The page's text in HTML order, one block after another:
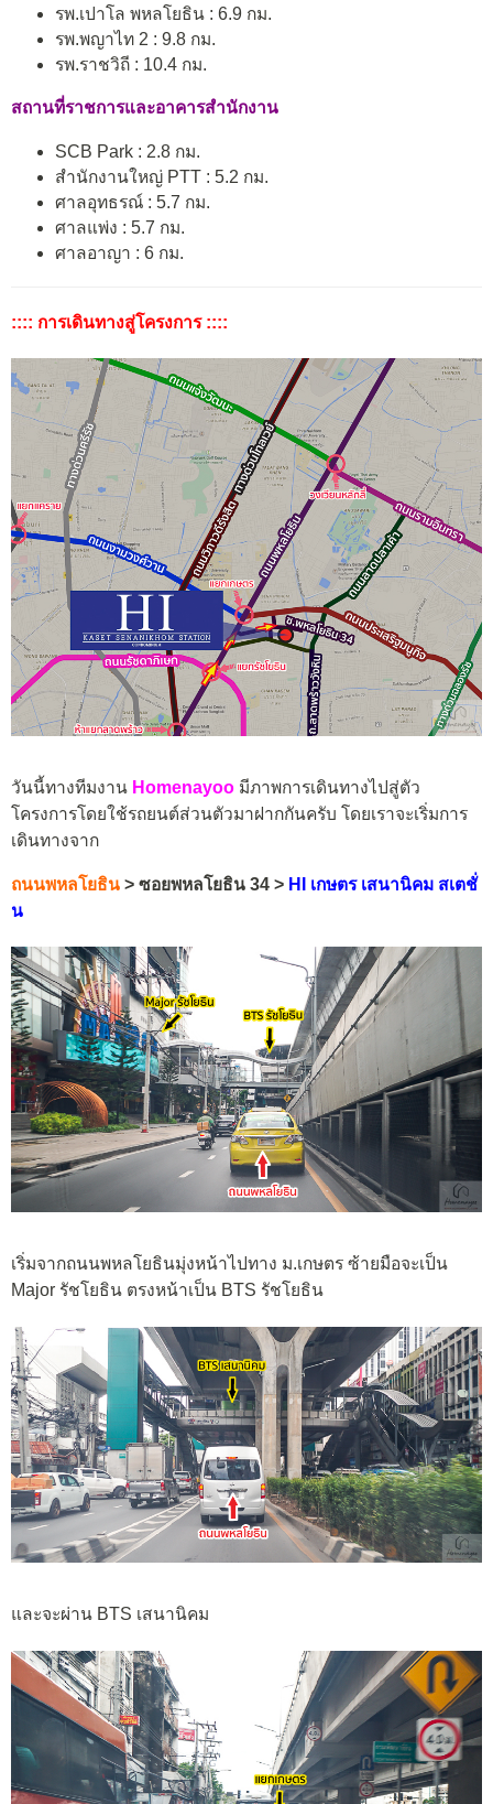
รพ.เปาโล พหลโยธิน : 6.9 กม.
รพ.พญาไท 2 : 9.8 กม.
รพ.ราชวิถี : 10.4 กม.
สถานที่ราชการและอาคารสำนักงาน
SCB Park : 2.8 กม.
สำนักงานใหญ่ PTT : 5.2 กม.
ศาลอุทธรณ์ : 5.7 กม.
ศาลแพ่ง : 5.7 กม.
ศาลอาญา : 6 กม.
:::: การเดินทางสู่โครงการ ::::
วันนี้ทางทีมงาน Homenayoo มีภาพการเดินทางไปสู่ตัว
โครงการโดยใช้รถยนต์ส่วนตัวมาฝากกันครับ โดยเราจะเริ่มการ
เดินทางจาก
ถนนพหลโยธิน > ซอยพหลโยธิน 34 > HI เกษตร เสนานิคม สเตชั่
น
เริ่มจากถนนพหลโยธินมุ่งหน้าไปทาง ม.เกษตร ซ้ายมือจะเป็น
Major รัชโยธิน ตรงหน้าเป็น BTS รัชโยธิน
และจะผ่าน BTS เสนานิคม